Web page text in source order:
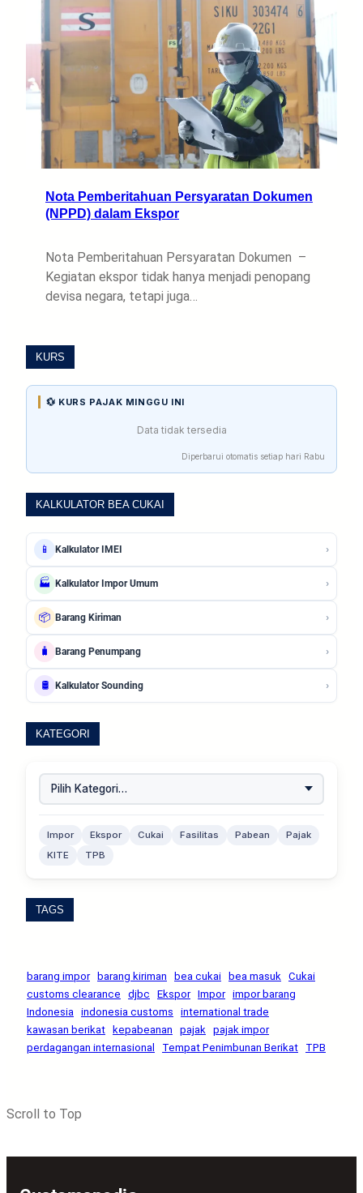
Nota Pemberitahuan Persyaratan Dokumen
(NPPD) dalam Ekspor
Nota Pemberitahuan Persyaratan Dokumen –
Kegiatan ekspor tidak hanya menjadi penopang
devisa negara, tetapi juga…
KURS
💱 KURS PAJAK MINGGU INI
Data tidak tersedia
Diperbarui otomatis setiap hari Rabu
KALKULATOR BEA CUKAI
📱 Kalkulator IMEI ›
🏭 Kalkulator Impor Umum ›
📦 Barang Kiriman ›
🧳 Barang Penumpang ›
🛢️ Kalkulator Sounding ›
KATEGORI
Impor Ekspor Cukai Fasilitas Pabean
Pajak
KITE
TPB
TAGS
barang impor barang kiriman bea cukai bea masuk
Cukai
customs clearance
djbc Ekspor Impor impor barang
Indonesia
indonesia customs
international trade
kawasan berikat
kepabeanan pajak
pajak impor
perdagangan internasional
Tempat Penimbunan Berikat TPB
Scroll to Top